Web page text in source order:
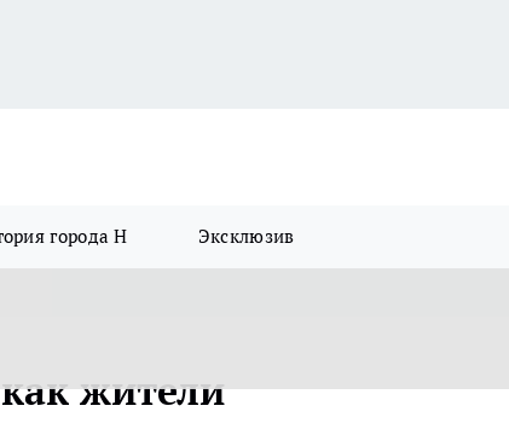
города Н Эксклюзив
жители